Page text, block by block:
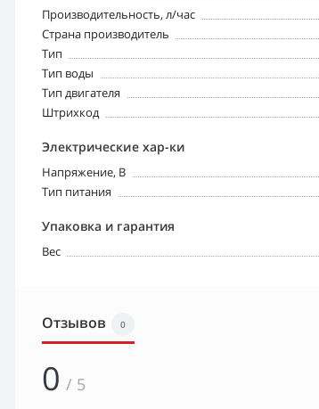
Производительность, л/час
Страна производитель
Тип
Тип воды
Тип двигателя
Штрихкод
Электрические хар-ки
Напряжение, В
Тип питания
Упаковка и гарантия
Вес
Отзывов 0
0 / 5